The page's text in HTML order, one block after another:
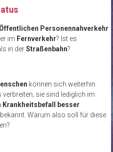
Öffentlichen Personennahverkehr
im Fernverkehr? Ist es
in derStraßenbahn?
können sich weiterhin
sie sind lediglich im
Krankheitsbefall besser
Warum also soll für diese